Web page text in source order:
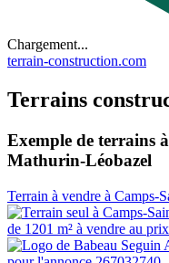
Chargement...
terrain-construction.com
Terrains
Exemple de terrains
Mathurin-Léobazel
Terrain à vendre à Camps-